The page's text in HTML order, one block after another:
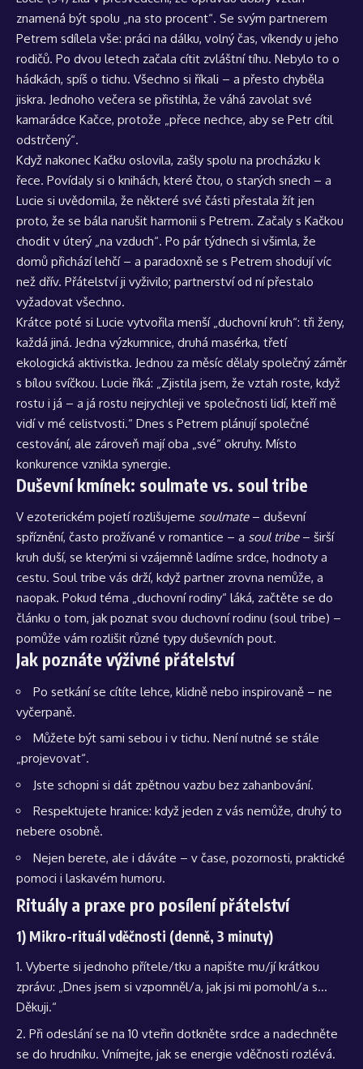
znamená být spolu „na sto procent“. Se svým partnerem
Petrem sdílela vše: práci na dálku, volný čas, víkendy u jeho
rodičů. Po dvou letech začala cítit zvláštní tíhu. Nebylo to o
hádkách, spíš o tichu. Všechno si říkali – a přesto chyběla
jiskra. Jednoho večera se přistihla, že váhá zavolat své
kamarádce Kačce, protože „přece nechce, aby se Petr cítil
odstrčený“.
Když nakonec Kačku oslovila, zašly spolu na procházku k
řece. Povídaly si o knihách, které čtou, o starých snech – a
Lucie si uvědomila, že některé své části přestala žít jen
proto, že se bála narušit harmonii s Petrem. Začaly s Kačkou
chodit v úterý „na vzduch“. Po pár týdnech si všimla, že
domů přichází lehčí – a paradoxně se s Petrem shodují víc
než dřív. Přátelství ji vyživilo; partnerství od ní přestalo
vyžadovat všechno.
Krátce poté si Lucie vytvořila menší „duchovní kruh“: tři ženy,
každá jiná. Jedna výzkumnice, druhá masérka, třetí
ekologická aktivistka. Jednou za měsíc dělaly společný záměr
s bílou svíčkou. Lucie říká: „Zjistila jsem, že vztah roste, když
rostu i já – a já rostu nejrychleji ve společnosti lidí, kteří mě
vidí v mé celistvosti.“ Dnes s Petrem plánují společné
cestování, ale zároveň mají oba „své“ okruhy. Místo
konkurence vznikla synergie.
Duševní kmínek: soulmate vs. soul tribe
V ezoterickém pojetí rozlišujeme soulmate– duševní
spříznění, často prožívané v romantice – a soul tribe– širší
kruh duší, se kterými si vzájemně ladíme srdce, hodnoty a
cestu. Soul tribe vás drží, když partner zrovna nemůže, a
naopak. Pokud téma „duchovní rodiny“ láká, začtěte se do
článku o tom, jak poznat svou duchovní rodinu (soul tribe) –
pomůže vám rozlišit různé typy duševních pout.
Jak poznáte výživné přátelství
Po setkání se cítíte lehce, klidně nebo inspirovaně – ne
vyčerpaně.
Můžete být sami sebou i v tichu. Není nutné se stále
„projevovat“.
Jste schopni si dát zpětnou vazbu bez zahanbování.
Respektujete hranice: když jeden z vás nemůže, druhý to
nebere osobně.
Nejen berete, ale i dáváte – v čase, pozornosti, praktické
pomoci i laskavém humoru.
Rituály a praxe pro posílení přátelství
1) Mikro-rituál vděčnosti (denně, 3 minuty)
Vyberte si jednoho přítele/tku a napište mu/jí krátkou
zprávu: „Dnes jsem si vzpomněl/a, jak jsi mi pomohl/a s…
Děkuji.“
Při odeslání se na 10 vteřin dotkněte srdce a nadechněte
se do hrudníku. Vnímejte, jak se energie vděčnosti rozlévá.